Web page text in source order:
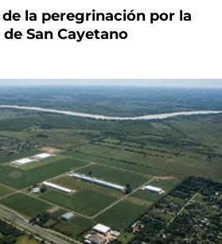
la peregrinación por la
San Cayetano